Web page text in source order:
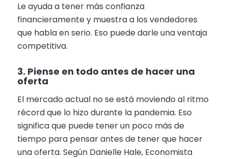
Le ayuda a tener más confianza
financieramente y muestra a los vendedores
que habla en serio. Eso puede darle una ventaja
competitiva.
3. Piense en todo antes de hacer una
oferta
El mercado actual no se está moviendo al ritmo
récord que lo hizo durante la pandemia. Eso
significa que puede tener un poco más de
tiempo para pensar antes de tener que hacer
una oferta. Según Danielle Hale, Economista